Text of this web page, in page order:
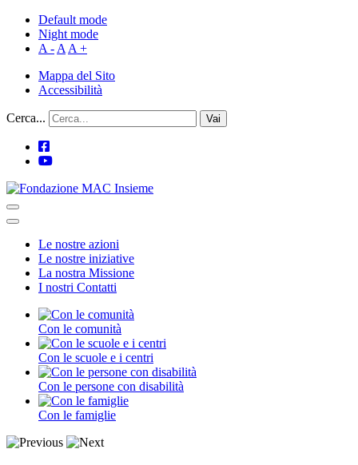
Default mode
Night mode
A - A A +
Mappa del Sito
Accessibilità
Cerca... Vai
Le nostre azioni
Le nostre iniziative
La nostra Missione
I nostri Contatti
Con le comunità
Con le scuole e i centri
Con le persone con disabilità
Con le famiglie